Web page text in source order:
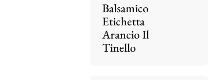
Balsamico
Etichetta
Arancio Il
Tinello